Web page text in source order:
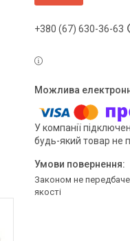
+380 (67) 630-36-63
У компанії
будь-який товар не
Законом не передбачено повернення та обмін даного товару належної
якості